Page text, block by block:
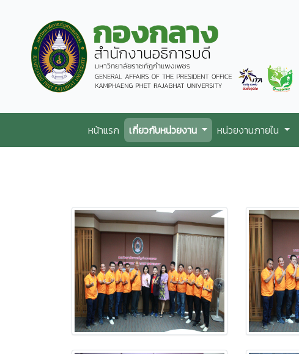
หน้าแรก เกี่ยวกับหน่วยงาน หน่วยงานภายใน